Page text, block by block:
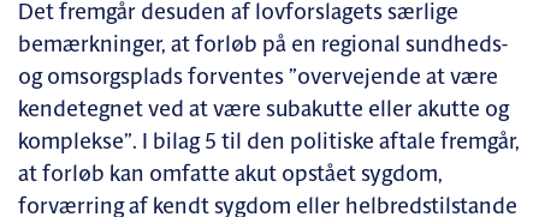
Det fremgår desuden af lovforslagets særlige
bemærkninger, at forløb på en regional sundheds-
og omsorgsplads forventes ”overvejende at være
kendetegnet ved at være subakutte eller akutte og
komplekse”. I bilag 5 til den politiske aftale fremgår,
at forløb kan omfatte akut opstået sygdom,
forværring af kendt sygdom eller helbredstilstande